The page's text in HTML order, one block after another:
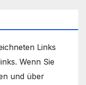
Links
Wenn Sie
und über